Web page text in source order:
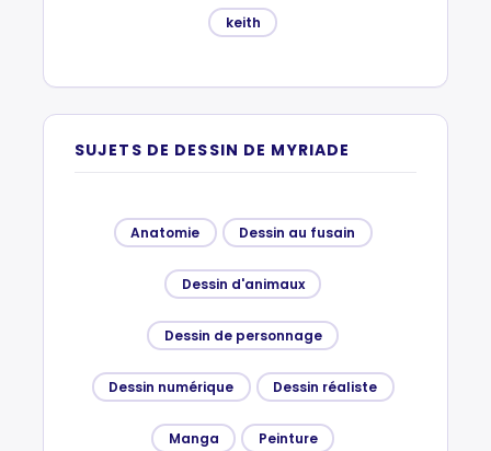
keith
SUJETS DE DESSIN DE MYRIADE
Anatomie Dessin au fusain
Dessin d'animaux
Dessin de personnage
Dessin numérique Dessin réaliste
Manga Peinture